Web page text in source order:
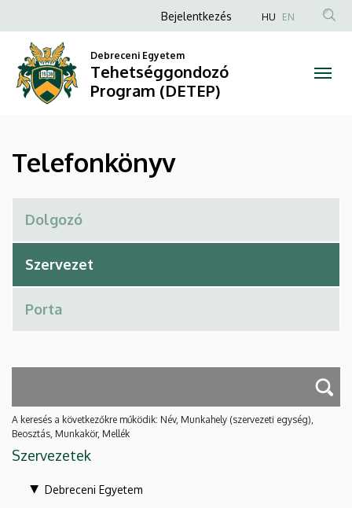
Telefonkönyv
Tehetséggondozó
Program
(DETEP)
a
tartalomra
Anonim
fiók
menüje
Bejelentkezés HU EN
Debreceni Egyetem
Tehetséggondozó
Program (DETEP)
Telefonkönyv
A keresés a következőkre működik: Név, Munkahely (szervezeti egység),
Beosztás, Munkakör, Mellék
Szervezetek
Debreceni Egyetem